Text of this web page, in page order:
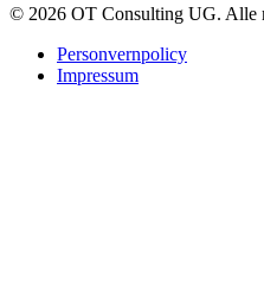
© 2026 OT Consulting UG. Alle
Personvernpolicy
Impressum